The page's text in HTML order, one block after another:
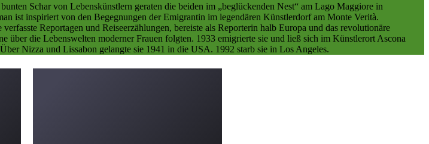
Schar von Lebenskünstlern geraten die beiden im „beglückenden Nest“ am Lago Maggiore in
ist inspiriert von den Begegnungen der Emigrantin im legendären Künstlerdorf am Monte Verità.
Reportagen und Reiseerzählungen, bereiste als Reporterin halb Europa und das revolutionäre
über die Lebenswelten moderner Frauen folgten. 1933 emigrierte sie und ließ sich im Künstlerort Ascona
Nizza und Lissabon gelangte sie 1941 in die USA. 1992 starb sie in Los Angeles.